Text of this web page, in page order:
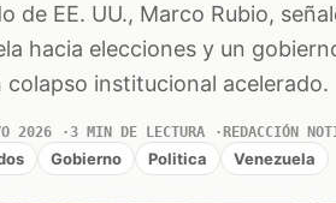
de EE. UU., Marco Rubio,
hacia elecciones y un
colapso institucional acelerado.
2026 3 MIN DE LECTURA REDACCIÓN
Gobierno Politica Venezuela